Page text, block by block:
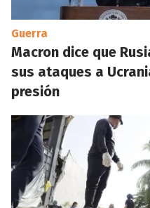
Guerra
Macron dice que
sus ataques a
presión